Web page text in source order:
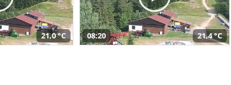
21,0 °C 08:20 21,4 °C